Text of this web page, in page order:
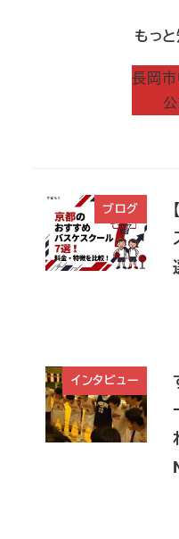
もっ
長岡
ブログ
インタビュー